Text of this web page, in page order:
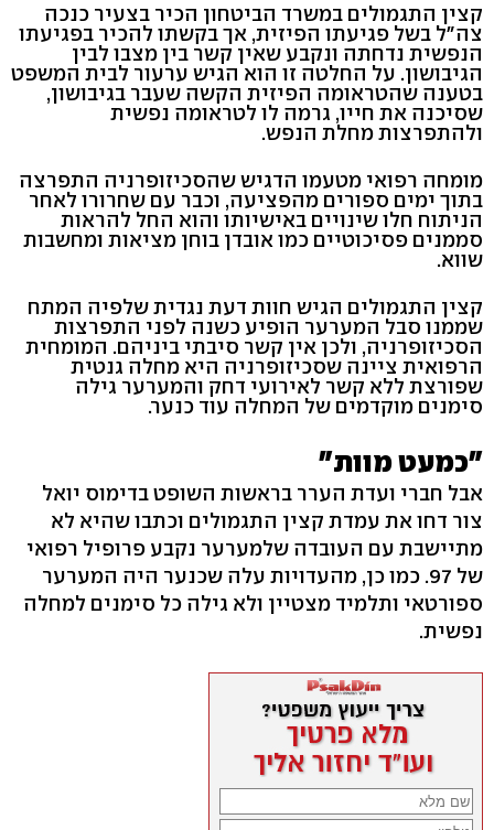
קצין התגמולים במשרד הביטחון הכיר בצעיר כנכה
צה"ל בשל פגיעתו הפיזית, אך בקשתו להכיר בפגיעתו
הנפשית נדחתה ונקבע שאין קשר בין מצבו לבין
הגיבושון. על החלטה זו הוא הגיש ערעור לבית המשפט
בטענה שהטראומה הפיזית הקשה שעבר בגיבושון,
שסיכנה את חייו, גרמה לו לטראומה נפשית
ולהתפרצות מחלת הנפש.
מומחה רפואי מטעמו הדגיש שהסכיזופרניה התפרצה
בתוך ימים ספורים מהפציעה, וכבר עם שחרורו לאחר
הניתוח חלו שינויים באישיותו והוא החל להראות
סממנים פסיכוטיים כמו אובדן בוחן מציאות ומחשבות
שווא.
קצין התגמולים הגיש חוות דעת נגדית שלפיה המתח
שממנו סבל המערער הופיע כשנה לפני התפרצות
הסכיזופרניה, ולכן אין קשר סיבתי ביניהם. המומחית
הרפואית ציינה שסכיזופרניה היא מחלה גנטית
שפורצת ללא קשר לאירועי דחק והמערער גילה
סימנים מוקדמים של המחלה עוד כנער.
"כמעט מוות"
אבל חברי ועדת הערר בראשות השופט בדימוס יואל
צור דחו את עמדת קצין התגמולים וכתבו שהיא לא
מתיישבת עם העובדה שלמערער נקבע פרופיל רפואי
של 97. כמו כן, מהעדויות עלה שכנער היה המערער
ספורטאי ותלמיד מצטיין ולא גילה כל סימנים למחלה
נפשית.